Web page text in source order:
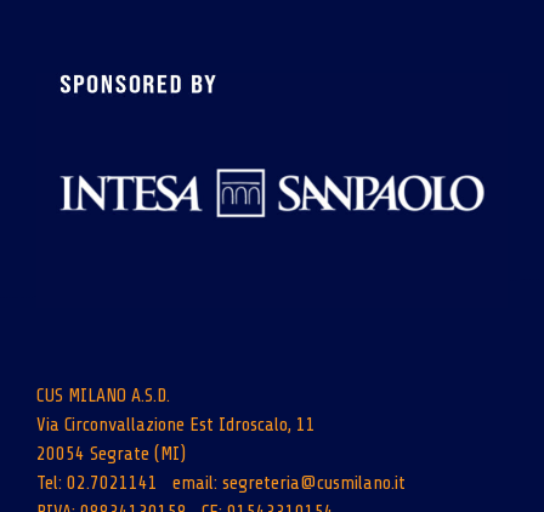
CUS MILANO A.S.D.
Via Circonvallazione Est Idroscalo, 11
20054 Segrate (MI)
Tel: 02.7021141 email: segreteria@cusmilano.it